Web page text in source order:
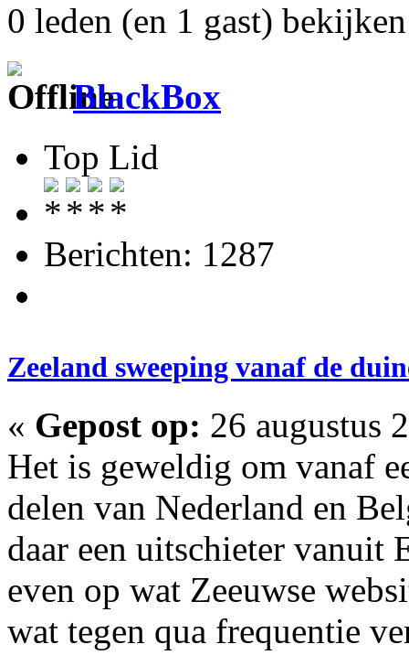
0 leden (en 1 gast)
BlackBox
Top Lid
Berichten: 1287
Zeeland sweeping vanaf de
« Gepost op: 26 augustus
Het is geweldig om vanaf
delen van Nederland en
daar een uitschieter
even op wat Zeeuwse
wat tegen qua frequentie